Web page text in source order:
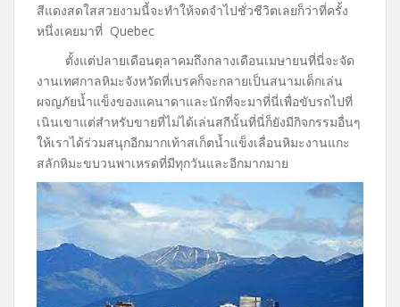
สีแดงสดใสสวยงามนี้จะทำให้จดจำไปชั่วชีวิตเลยก็ว่าที่ครั้ง
หนึ่งเคยมาที่ Quebec
ตั้งแต่ปลายเดือนตุลาคมถึงกลางเดือนเมษายนที่นี่จะจัด
งานเทศกาลหิมะจังหวัดที่เบรคก็จะกลายเป็นสนามเด็กเล่น
ผจญภัยน้ำแข็งของแคนาดาและนักที่จะมาที่นี่เพื่อขับรถไปที่
เนินเขาแต่สำหรับขายที่ไม่ได้เล่นสกีนั้นที่นี่ก็ยังมีกิจกรรมอื่นๆ
ให้เราได้ร่วมสนุกอีกมากเท้าสเก็ตน้ำแข็งเลื่อนหิมะงานแกะ
สลักหิมะขบวนพาเหรดที่มีทุกวันและอีกมากมาย